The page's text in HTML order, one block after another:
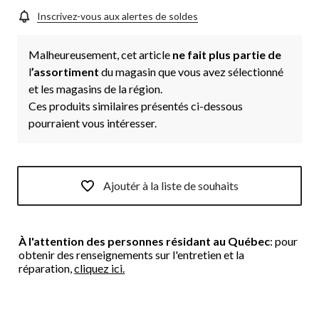
Inscrivez-vous aux alertes de soldes
Malheureusement, cet article ne fait plus partie de
l’assortiment du magasin que vous avez sélectionné
et les magasins de la région.
Ces produits similaires présentés ci-dessous
pourraient vous intéresser.
Ajoutér à la liste de souhaits
À l'attention des personnes résidant au Québec: pour
obtenir des renseignements sur l'entretien et la
réparation,cliquez ici.